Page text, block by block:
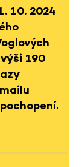
10. 2024
190